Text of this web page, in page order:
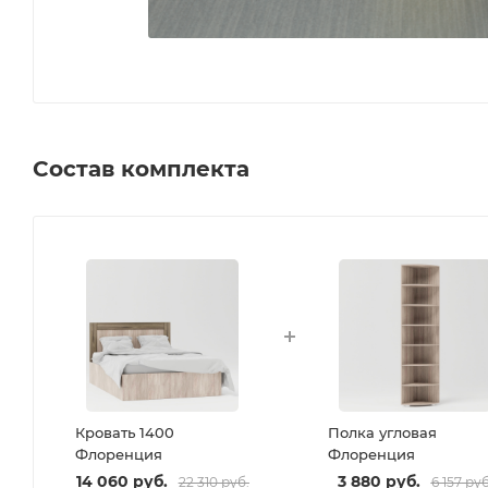
Состав комплекта
Кровать 1400
Флоренция
14 060 руб. 22 310руб.
Полка угловая
Флоренция
3 880 руб. 6 157